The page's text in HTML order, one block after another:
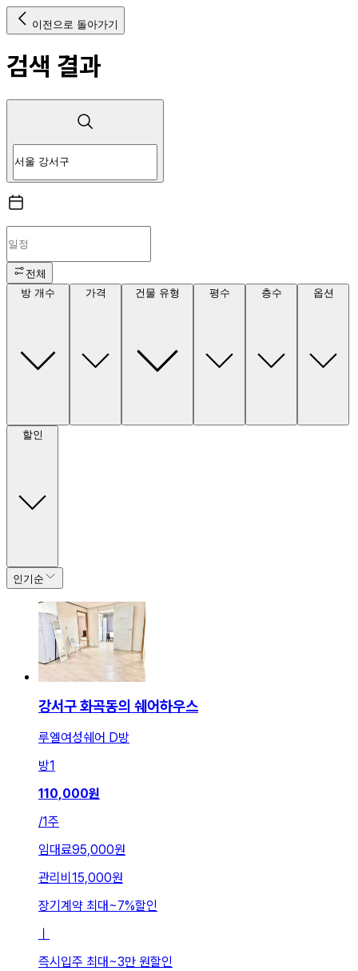
이전으로 돌아가기
검색 결과
전체
방 개수
가격 건물 유형 평수 층수 옵션
할인
인기순
강서구 화곡동의 쉐어하우스
루엘여성쉐어 D방
방1
110,000원
/1주
임대료95,000원
관리비 15,000원
장기계약 최대 ~7%할인
즉시입주 최대 ~3만 원할인